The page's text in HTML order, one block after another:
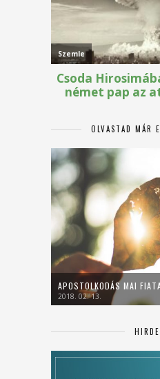
OLVASTAD MÁR
APOSTOLKODÁS MAI
2018. 02. 13.